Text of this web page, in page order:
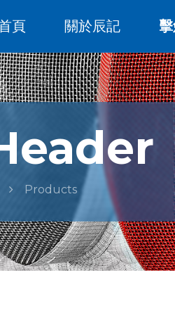
頁 關於辰記
Products